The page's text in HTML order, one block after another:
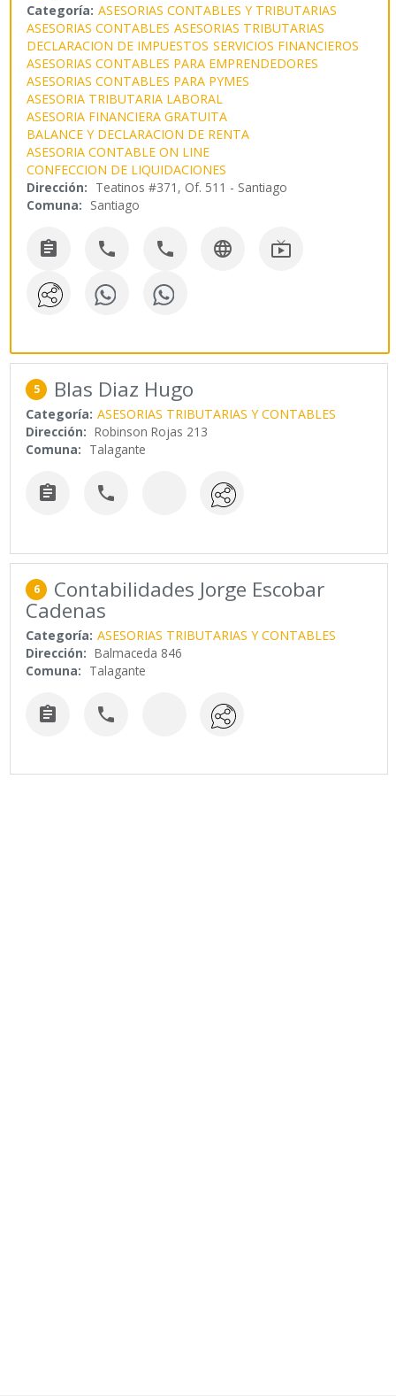
Categoría: ASESORIAS CONTABLES Y TRIBUTARIAS
ASESORIAS CONTABLES ASESORIAS TRIBUTARIAS
DECLARACION DE IMPUESTOS SERVICIOS FINANCIEROS
ASESORIAS CONTABLES PARA EMPRENDEDORES
ASESORIAS CONTABLES PARA PYMES
ASESORIA TRIBUTARIA LABORAL
ASESORIA FINANCIERA GRATUITA
BALANCE Y DECLARACION DE RENTA
ASESORIA CONTABLE ON LINE
CONFECCION DE LIQUIDACIONES
Dirección: Teatinos #371, Of. 511 - Santiago
Comuna: Santiago
    
5 Blas Diaz Hugo
Categoría: ASESORIAS TRIBUTARIAS Y CONTABLES
Dirección: Robinson Rojas 213
Comuna: Talagante
 
6 Contabilidades Jorge Escobar
Cadenas
Categoría: ASESORIAS TRIBUTARIAS Y CONTABLES
Dirección: Balmaceda 846
Comuna: Talagante
 